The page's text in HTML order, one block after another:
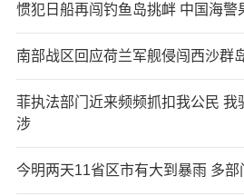
惯犯日船再闯钓鱼岛挑衅 中国海警
南部战区回应荷兰军舰侵闯西沙群
菲执法部门近来频频抓扣我公民 我
涉
今明两天11省区市有大到暴雨 多